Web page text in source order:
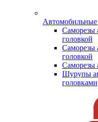
Саморезы
головкой
Саморезы
головкой
Саморезы
Шурупы
головками